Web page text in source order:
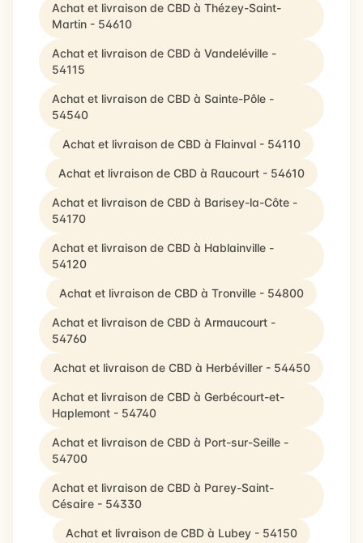
Achat et livraison de CBD à Thézey-Saint-
Martin - 54610
Achat et livraison de CBD à Vandeléville -
54115
Achat et livraison de CBD à Sainte-Pôle -
54540
Achat et livraison de CBD à Flainval - 54110
Achat et livraison de CBD à Raucourt - 54610
Achat et livraison de CBD à Barisey-la-Côte -
54170
Achat et livraison de CBD à Hablainville -
54120
Achat et livraison de CBD à Tronville - 54800
Achat et livraison de CBD à Armaucourt -
54760
Achat et livraison de CBD à Herbéviller - 54450
Achat et livraison de CBD à Gerbécourt-et-
Haplemont - 54740
Achat et livraison de CBD à Port-sur-Seille -
54700
Achat et livraison de CBD à Parey-Saint-
Césaire - 54330
Achat et livraison de CBD à Lubey - 54150